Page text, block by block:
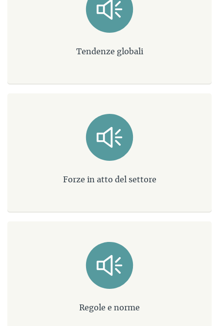
Tendenze globali
Forze in atto del settore
Regole e norme